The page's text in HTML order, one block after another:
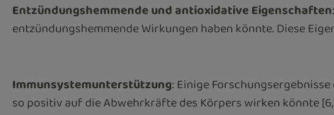
Entzündungshemmende und antioxidative Eigenschaften
entzündungshemmende Wirkungen haben könnte. Diese
Immunsystemunterstützung: Einige
so positiv auf die Abwehrkräfte des Körpers wirken könnte